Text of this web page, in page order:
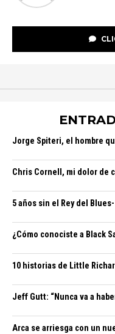
Jorge Spiteri, el hombre
Chris Cornell, mi dolor de
5 años sin el Rey del
¿Cómo conociste a Black
10 historias de Little
Jeff Gutt: “Nunca va a
Arca se arriesga con un